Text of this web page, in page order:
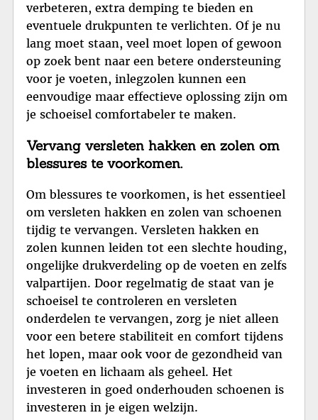
verbeteren, extra demping te bieden en
eventuele drukpunten te verlichten. Of je nu
lang moet staan, veel moet lopen of gewoon
op zoek bent naar een betere ondersteuning
voor je voeten, inlegzolen kunnen een
eenvoudige maar effectieve oplossing zijn om
je schoeisel comfortabeler te maken.
Vervang versleten hakken en zolen om
blessures te voorkomen.
Om blessures te voorkomen, is het essentieel
om versleten hakken en zolen van schoenen
tijdig te vervangen. Versleten hakken en
zolen kunnen leiden tot een slechte houding,
ongelijke drukverdeling op de voeten en zelfs
valpartijen. Door regelmatig de staat van je
schoeisel te controleren en versleten
onderdelen te vervangen, zorg je niet alleen
voor een betere stabiliteit en comfort tijdens
het lopen, maar ook voor de gezondheid van
je voeten en lichaam als geheel. Het
investeren in goed onderhouden schoenen is
investeren in je eigen welzijn.